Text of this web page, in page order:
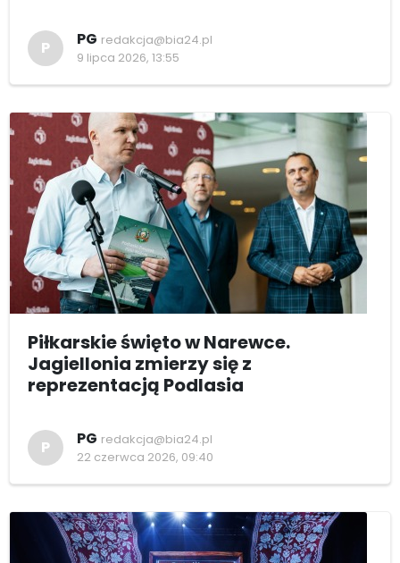
P PG redakcja@bia24.pl
9 lipca 2026, 13:55
Piłkarskie święto w Narewce.
Jagiellonia zmierzy się z
reprezentacją Podlasia
P PG redakcja@bia24.pl
22 czerwca 2026, 09:40